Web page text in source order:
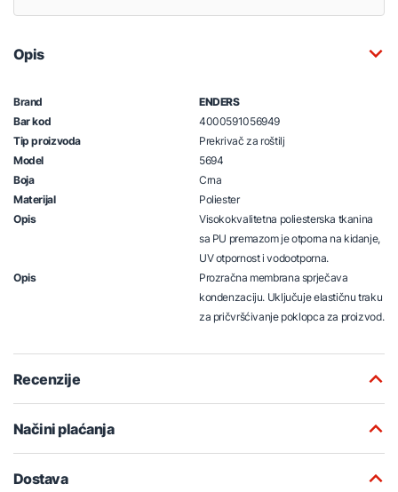
Opis
Brand
ENDERS
Bar kod
4000591056949
Tip proizvoda
Prekrivač za roštilj
Model
5694
Boja
Crna
Materijal
Poliester
Opis
Visokokvalitetna poliesterska tkanina
sa PU premazom je otporna na kidanje,
UV otpornost i vodootporna.
Opis
Prozračna membrana sprječava
kondenzaciju. Uključuje elastičnu traku
za pričvršćivanje poklopca za proizvod.
Recenzije
Načini plaćanja
Dostava